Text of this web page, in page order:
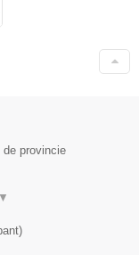
de provincie
▼
)